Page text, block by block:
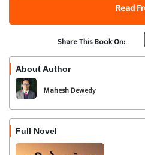
Read
Share This Book On:
About Author
Mahesh Dewedy
Full Novel